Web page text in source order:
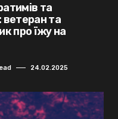
та
ветеран та
про їжу на
24.02.2025